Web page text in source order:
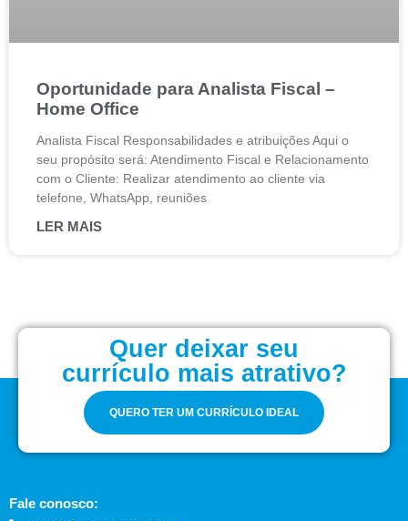
Oportunidade para Analista Fiscal –
Home Office
Analista Fiscal Responsabilidades e atribuições Aqui o
seu propósito será: Atendimento Fiscal e Relacionamento
com o Cliente: Realizar atendimento ao cliente via
telefone, WhatsApp, reuniões
LER MAIS
Quer deixar seu
currículo mais atrativo?
QUERO TER UM CURRÍCULO IDEAL
Fale conosco: